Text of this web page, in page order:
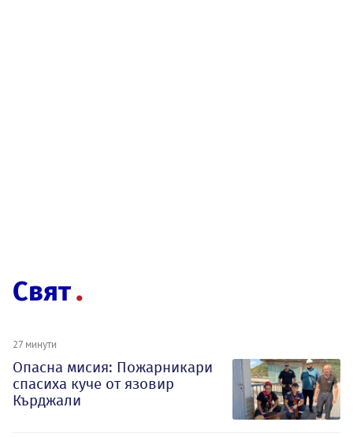
Свят
27 минути
Опасна мисия: Пожарникари
спасиха куче от язовир
Кърджали